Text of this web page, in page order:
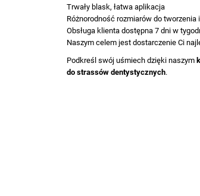
Trwały blask, łatwa aplikacja
Różnorodność rozmiarów do
Obsługa klienta dostępna 7 dni w
Naszym celem jest dostarczenie Ci
Podkreśl swój uśmiech dzięki naszym
do strassów dentystycznych.